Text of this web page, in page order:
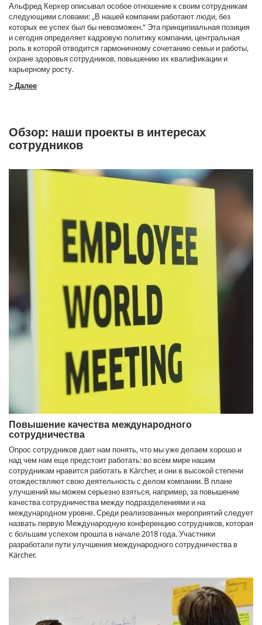
Альфред Керхер описывал особое отношение к своим сотрудникам
следующими словами: „В нашей компании работают люди, без
которых ее успех был бы невозможен.“ Эта принципиальная позиция
и сегодня определяет кадровую политику компании, центральная
роль в которой отводится гармоничному сочетанию семьи и работы,
охране здоровья сотрудников, повышению их квалификации и
карьерному росту.
> Далее
Обзор: наши проекты в интересах
сотрудников
Повышение качества международного
сотрудничества
Опрос сотрудников дает нам понять, что мы уже делаем хорошо и
над чем нам еще предстоит работать: во всем мире нашим
сотрудникам нравится работать в Kärcher, и они в высокой степени
отождествляют свою деятельность с делом компании. В плане
улучшений мы можем серьезно взяться, например, за повышение
качества сотрудничества между подразделениями и на
международном уровне. Среди реализованных мероприятий следует
назвать первую Международную конференцию сотрудников, которая
с большим успехом прошла в начале 2018 года. Участники
разработали пути улучшения международного сотрудничества в
Kärcher.